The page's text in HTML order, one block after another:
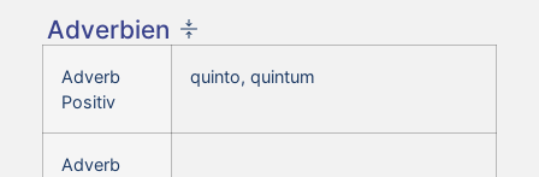
Adverbien
Adverb
Positiv
quinto, quintum
Adverb